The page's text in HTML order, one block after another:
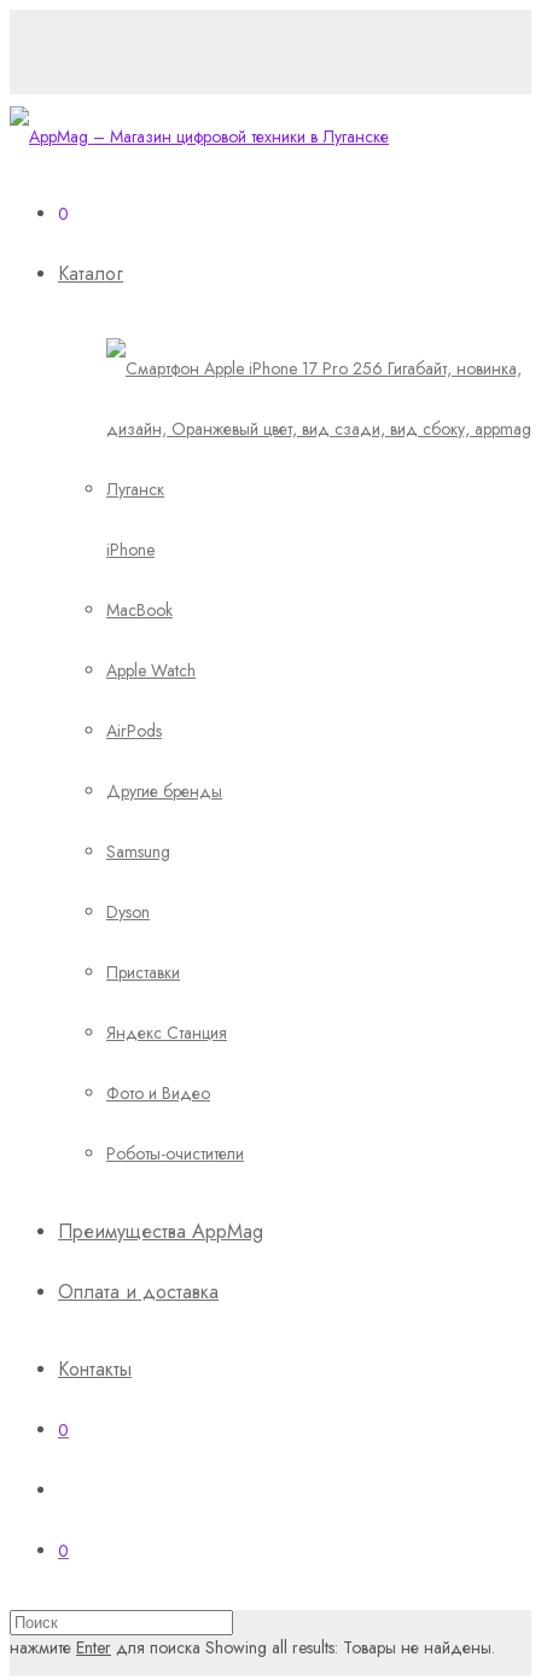
0
Каталог
iPhone
MacBook
Apple Watch
AirPods
Другие бренды
Samsung
Dyson
Приставки
Яндекс Станция
Фото и Видео
Роботы-очистители
Преимущества AppMag
Оплата и доставка
Контакты
0
0
нажмите Enter для поиска Showing all results: Товары не найдены.